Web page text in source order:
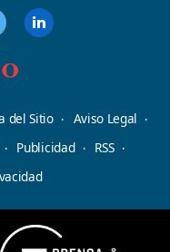
del Sitio
Aviso Legal
Publicidad
RSS